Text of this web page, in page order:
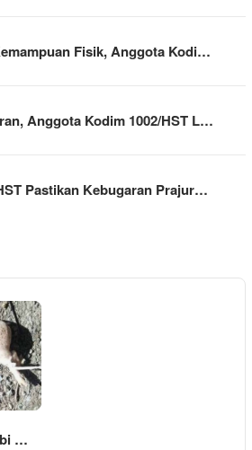
Fisik, Anggota Kodi…
Anggota Kodim 1002/HST L…
Pastikan Kebugaran Prajur…
…